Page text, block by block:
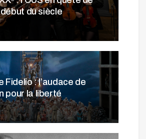
début du siècle
Fidelio : l’audace de
pour la liberté